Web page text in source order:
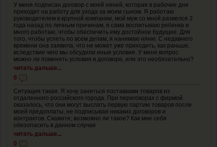
У меня подписан договор с моей няней, которая в рабочие дни
приходит на работу для ухода за моим сыном. Я работаю
руководителем в крупной компании, мой муж со мной развелся 2
года назад по личным причинам, я сама воспитываю ребенка и
много работаю, чтобы обеспечить ему достойное будущее. Для
того, чтобы успеть по всем делам, я нанимаю няню. С недавнего
времени она заявила, что не может уже приходить, как раньше,
вследствие чего мы обсудили иные условия. У меня вопрос:
можно ли поменять условия в договоре, или это необязательно?
читать дальше...
0
Ситуация такая. Я хочу заняться поставками товаров из
отдаленного российского города. При переговорах с фирмой
оказалось, что они могут выслать первую партию товаров после
моей предоплаты, не подписывая никаких договоров и
контрактов. Скажите, возможно ли такое? Как мне себя
обезопасить в данном случае
читать дальше...
0